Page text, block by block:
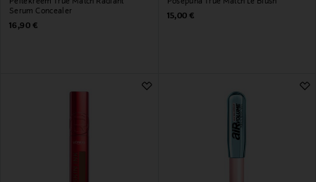
Serum Concealer
Original Price
16,90 €
Original Price
15,00 €